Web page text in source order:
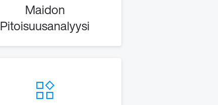
Maidon
Pitoisuusanalyysi